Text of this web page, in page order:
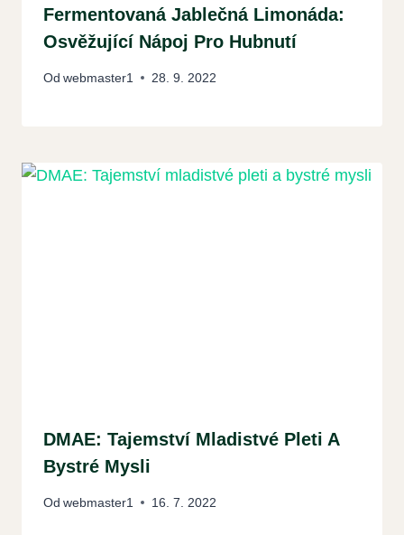
Fermentovaná Jablečná Limonáda:
Osvěžující Nápoj Pro Hubnutí
Od webmaster1 28. 9. 2022
DMAE: Tajemství Mladistvé Pleti A
Bystré Mysli
Od webmaster1 16. 7. 2022